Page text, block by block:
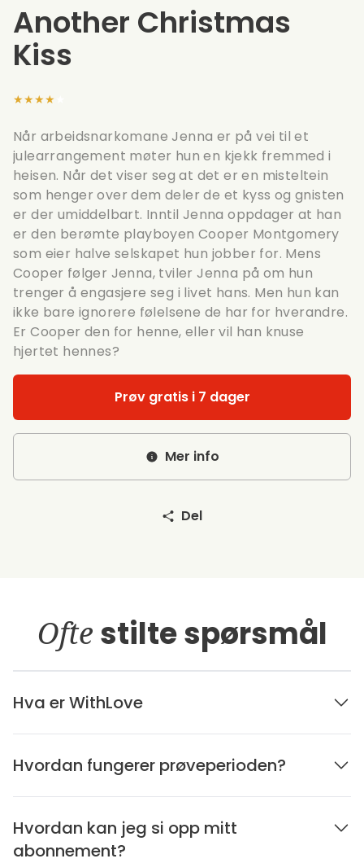
Another Christmas
Kiss
★★★★★
Når arbeidsnarkomane Jenna er på vei til et
julearrangement møter hun en kjekk fremmed i
heisen. Når det viser seg at det er en misteltein
som henger over dem deler de et kyss og gnisten
er der umiddelbart. Inntil Jenna oppdager at han
er den berømte playboyen Cooper Montgomery
som eier halve selskapet hun jobber for. Mens
Cooper følger Jenna, tviler Jenna på om hun
trenger å engasjere seg i livet hans. Men hun kan
ikke bare ignorere følelsene de har for hverandre.
Er Cooper den for henne, eller vil han knuse
hjertet hennes?
Prøv gratis i 7 dager
Mer info
Del
Ofte stilte spørsmål
Hva er WithLove
Hvordan fungerer prøveperioden?
Hvordan kan jeg si opp mitt
abonnement?